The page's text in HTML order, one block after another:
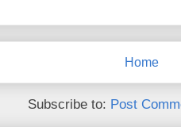
Home
Subscribe to: Post